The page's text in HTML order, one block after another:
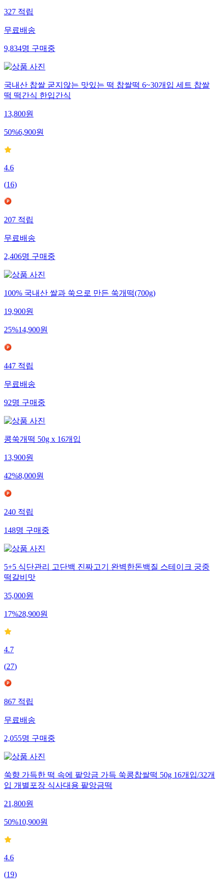
327적립
무료배송
9,834명구매중
국내산 찹쌀 굳지않는 맛있는 떡 찹쌀떡 6~30개입 세트 찹쌀
떡 떡간식 한입간식
13,800원
50%6,900원
4.6
(16)
207적립
무료배송
2,406명구매중
100% 국내산 쌀과 쑥으로 만든 쑥개떡(700g)
19,900원
25%14,900원
447적립
무료배송
92명구매중
콩쑥개떡 50g x 16개입
13,900원
42%8,000원
240적립
148명구매중
5+5 식단관리 고단백 진짜고기 완벽한돈백질 스테이크 궁중
떡갈비맛
35,000원
17%28,900원
4.7
(27)
867적립
무료배송
2,055명구매중
쑥향 가득한 떡 속에 팥앙금 가득 쑥콩찹쌀떡 50g 16개입/32개
입 개별포장 식사대용 팥앙금떡
21,800원
50%10,900원
4.6
(19)